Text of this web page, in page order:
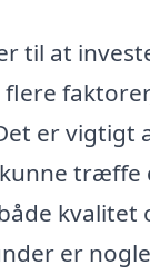
til at
flere
er vigtigt
træffe
er